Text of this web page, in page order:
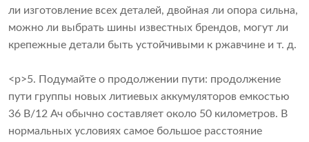
ли изготовление всех деталей, двойная ли опора сильна,
можно ли выбрать шины известных брендов, могут ли
крепежные детали быть устойчивыми к ржавчине и т. д.
<р>5. Подумайте о продолжении пути: продолжение
пути группы новых литиевых аккумуляторов емкостью
36 В/12 Ач обычно составляет около 50 километров. В
нормальных условиях самое большое расстояние